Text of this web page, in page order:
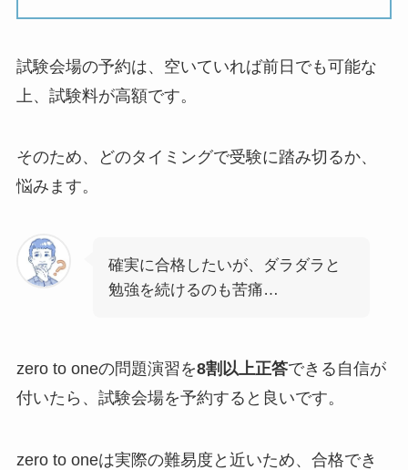
試験会場の予約は、空いていれば前日でも可能な
上、試験料が高額です。
そのため、どのタイミングで受験に踏み切るか、
悩みます。
確実に合格したいが、ダラダラと
勉強を続けるのも苦痛…
zero to oneの問題演習を8割以上正答できる自信が
付いたら、試験会場を予約すると良いです。
zero to oneは実際の難易度と近いため、合格でき